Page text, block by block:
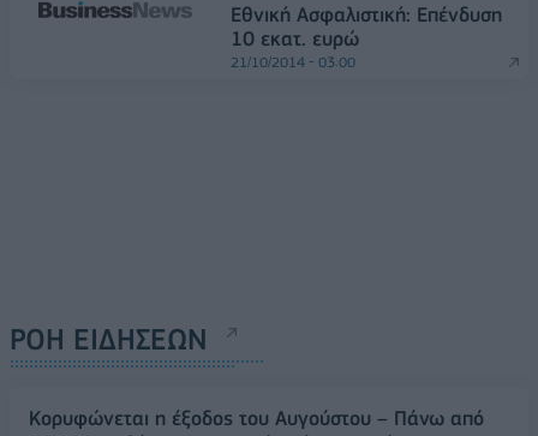
Εθνική Ασφαλιστική: Επένδυση
10 εκατ. ευρώ
21/10/2014 - 03:00
ΡΟΗ ΕΙΔΗΣΕΩΝ
Κορυφώνεται η έξοδος του Αυγούστου – Πάνω από